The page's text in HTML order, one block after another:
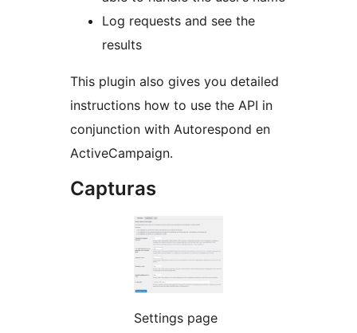
Log requests and see the
results
This plugin also gives you detailed
instructions how to use the API in
conjunction with Autorespond en
ActiveCampaign.
Capturas
Settings page